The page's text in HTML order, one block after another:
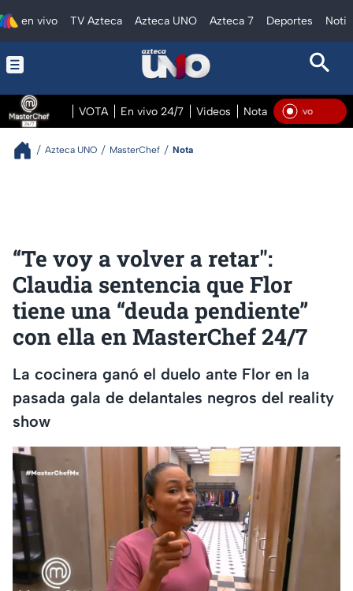
en vivo TV Azteca Azteca UNO Azteca 7 Deportes
VOTA En vivo 24/7 Videos Notas En vivo En
Azteca UNO MasterChef Nota
“Te voy a volver a retar":
Claudia sentencia que Flor
tiene una “deuda pendiente”
con ella en MasterChef 24/7
La cocinera ganó el duelo ante Flor en la
pasada gala de delantales negros del reality
show